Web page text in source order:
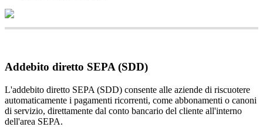
Addebito diretto SEPA (SDD)
L'addebito diretto SEPA (SDD) consente alle aziende di riscuotere
automaticamente i pagamenti ricorrenti, come abbonamenti o canoni
di servizio, direttamente dal conto bancario del cliente all'interno
dell'area SEPA.